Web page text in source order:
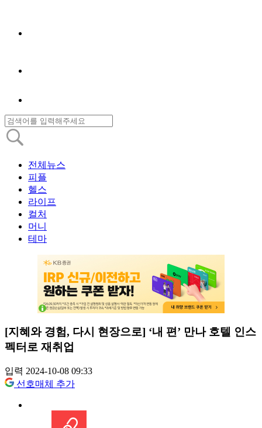
전체뉴스
피플
헬스
라이프
컬처
머니
테마
[지혜와 경험, 다시 현장으로] ‘내 편’ 만나 호텔 인스
펙터로 재취업
입력 2024-10-08 09:33
선호매체 추가